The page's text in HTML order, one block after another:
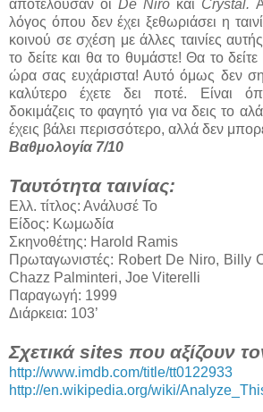
αποτελούσαν οι De Niro και Crystal.
λόγος όπου δεν έχει ξεθωριάσει η
κοινού σε σχέση με άλλες ταινίες
το δείτε και θα το θυμάστε! Θα το
ώρα σας ευχάριστα! Αυτό όμως δεν
καλύτερο έχετε δει ποτέ. Είναι
δοκιμάζεις το φαγητό για να δεις το
έχεις βάλει περισσότερο, αλλά δεν
Βαθμολογία 7/10
Ταυτότητα ταινίας:
Ελλ. τίτλος: Ανάλυσέ Το
Είδος: Κωμωδία
Σκηνοθέτης: Harold Ramis
Πρωταγωνιστές: Robert De Niro, Billy
Chazz Palminteri, Joe Viterelli
Παραγωγή: 1999
Διάρκεια: 103’
Σχετικά sites που αξίζουν
http://www.imdb.com/title/tt0122933
http://en.wikipedia.org/wiki/